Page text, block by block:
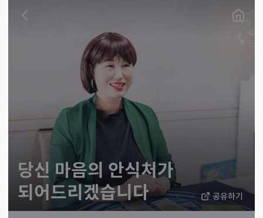
공유하기
당신 마음의 안식처가
되어드리겠습니다